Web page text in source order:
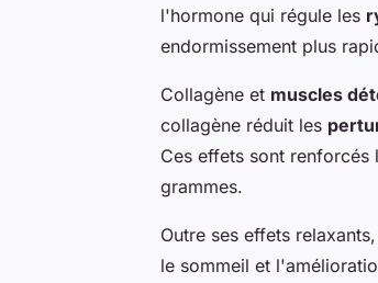
l'hormone qui régule les
endormissement plus
Collagène et muscles
collagène réduit les
Ces effets sont
grammes.
Outre ses effets
le sommeil et